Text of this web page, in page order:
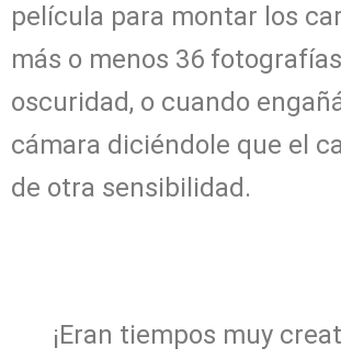
película para montar los
más o menos 36
oscuridad, o cuando
cámara diciéndole que el
de otra sensibilidad.
¡Eran tiempos muy